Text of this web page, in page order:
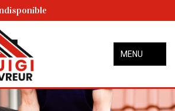
MENU